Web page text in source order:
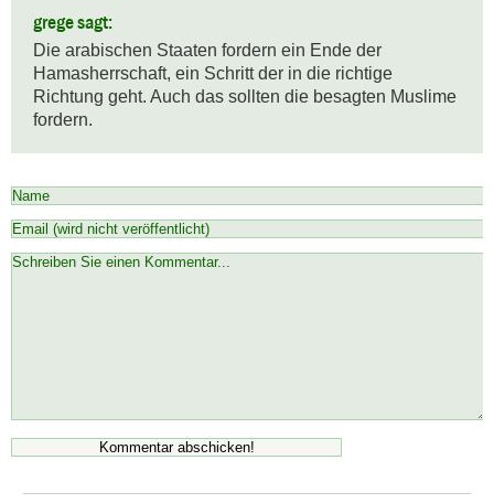
grege sagt:
Die arabischen Staaten fordern ein Ende der
Hamasherrschaft, ein Schritt der in die richtige
Richtung geht. Auch das sollten die besagten Muslime
fordern.